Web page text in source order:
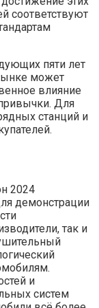
соответствуют
пяти лет
может
влияние
Для
станций и
2024
демонстрации
так и
и
систем